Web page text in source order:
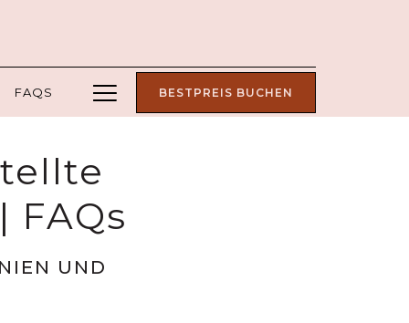
FAQS Hamburger
Menu
BESTPREIS BUCHEN
FAQs
UND